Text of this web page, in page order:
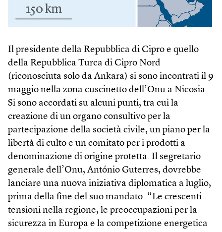
Il presidente della Repubblica di Cipro e quello
della Repubblica Turca di Cipro Nord
(riconosciuta solo da Ankara) si sono incontrati il 9
maggio nella zona cuscinetto dell’Onu a Nicosia.
Si sono accordati su alcuni punti, tra cui la
creazione di un organo consultivo per la
partecipazione della società civile, un piano per la
libertà di culto e un comitato per i prodotti a
denominazione di origine protetta. Il segretario
generale dell’Onu, António Guterres, dovrebbe
lanciare una nuova iniziativa diplomatica a luglio,
prima della fine del suo mandato. “Le crescenti
tensioni nella regione, le preoccupazioni per la
sicurezza in Europa e la competizione energetica